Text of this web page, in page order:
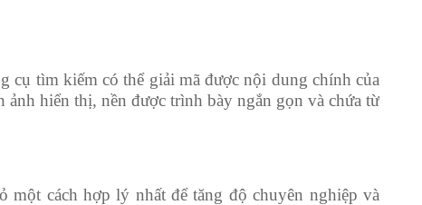
cụ tìm kiếm có thể giải mã được nội dung chính của
hiển thị, nền được trình bày ngắn gọn và chứa từ
một cách hợp lý nhất để tăng độ chuyên nghiệp và